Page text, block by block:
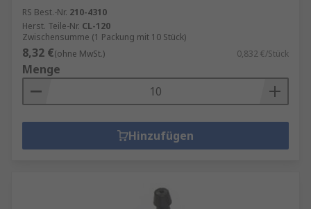
RS Best.-Nr. 210-4310
Herst. Teile-Nr. CL-120
Zwischensumme (1 Packung mit 10 Stück)
8,32 €(ohne MwSt.) 0,832 €/Stück
Menge
Hinzufügen